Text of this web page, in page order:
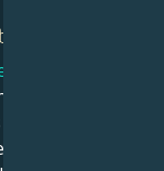
Liebe
lernst,
ist das für alle